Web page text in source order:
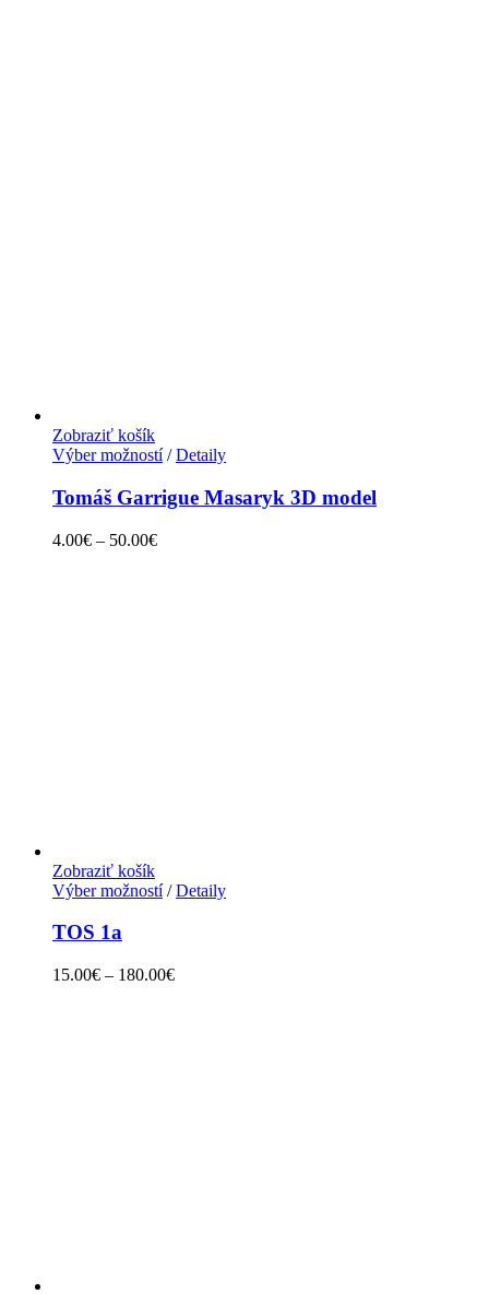
Zobraziť košík
Výber možností/ Detaily
Tomáš Garrigue Masaryk 3D model
4.00€ – 50.00€
Zobraziť košík
Výber možností/ Detaily
TOS 1a
15.00€ – 180.00€